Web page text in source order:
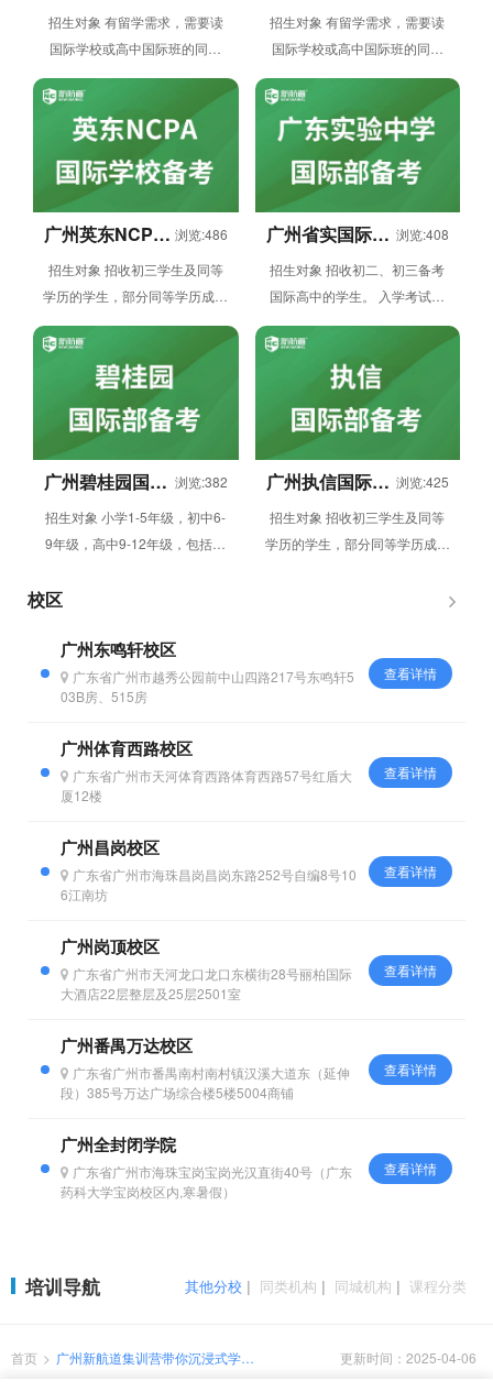
招生对象 有留学需求，需要读
国际学校或高中国际班的同学
课程优势 该课程内容覆盖英
语、面试、数学等国际部和国际
高中...
招生对象 有留学需求，需要读
国际学校或高中国际班的同学
课程优势 该课程内容覆盖英
语、面试、数学等国际部和国际
高中...
广州英东NCPA 浏览:486
招生对象 招收初三学生及同等
学历的学生，部分同等学历成绩
优异的外省学生 同时招收部分
成绩的高一、二在读学生及...
广州省实国际部 浏览:408
招生对象 招收初二、初三备考
国际高中的学生。 入学考试内
容 英语笔试+数学笔试+面试。
衔接国际课程特点 紧扣...
广州碧桂园国际 浏览:382
招生对象 小学1-5年级，初中6-
9年级，高中9-12年级，包括外
广州执信国际部 浏览:425
招生对象 招收初三学生及同等
学历的学生，部分同等学历成绩
成绩的高一、二在读学生及同等
校区
广州东鸣轩校区
广东省广州市越秀公园前中山四路217号东鸣轩5
03B房、515房
查看详情
广州体育西路校区
广东省广州市天河体育西路体育西路57号红盾大
厦12楼
查看详情
广州昌岗校区
广东省广州市海珠昌岗昌岗东路252号自编8号10
6江南坊
查看详情
广州岗顶校区
广东省广州市天河龙口龙口东横街28号丽柏国际
大酒店22层整层及25层2501室
查看详情
广州番禺万达校区
广东省广州市番禺南村南村镇汉溪大道东（延伸
段）385号万达广场综合楼5楼5004商铺
查看详情
广州全封闭学院
广东省广州市海珠宝岗宝岗光汉直街40号（广东
药科大学宝岗校区内,寒暑假）
查看详情
其他分校 | 同类机构 | 同城机构 | 课程分类
培训导航
首页 > 广州新航道集训营带你沉浸式学
更新时间：2025-04-06